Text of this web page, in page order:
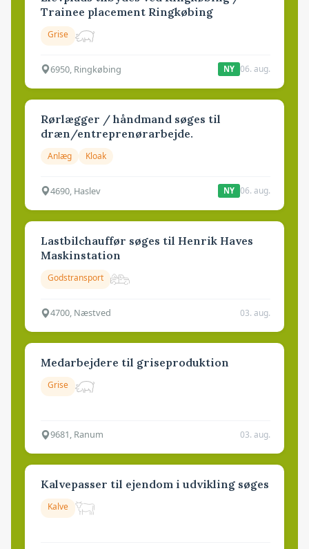
Trainee placement Ringkøbing
Grise
6950, Ringkøbing NY 06. aug.
Rørlægger / håndmand søges til
dræn/entreprenørarbejde.
Anlæg Kloak
4690, Haslev NY 06. aug.
Lastbilchauffør søges til Henrik Haves
Maskinstation
Godstransport
4700, Næstved 03. aug.
Medarbejdere til griseproduktion
Grise
9681, Ranum 03. aug.
Kalvepasser til ejendom i udvikling søges
Kalve